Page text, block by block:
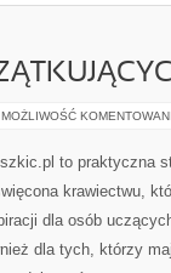
MOŻLIWOŚĆ
to praktyczna
krawiectwu,
dla osób
dla tych, którzy